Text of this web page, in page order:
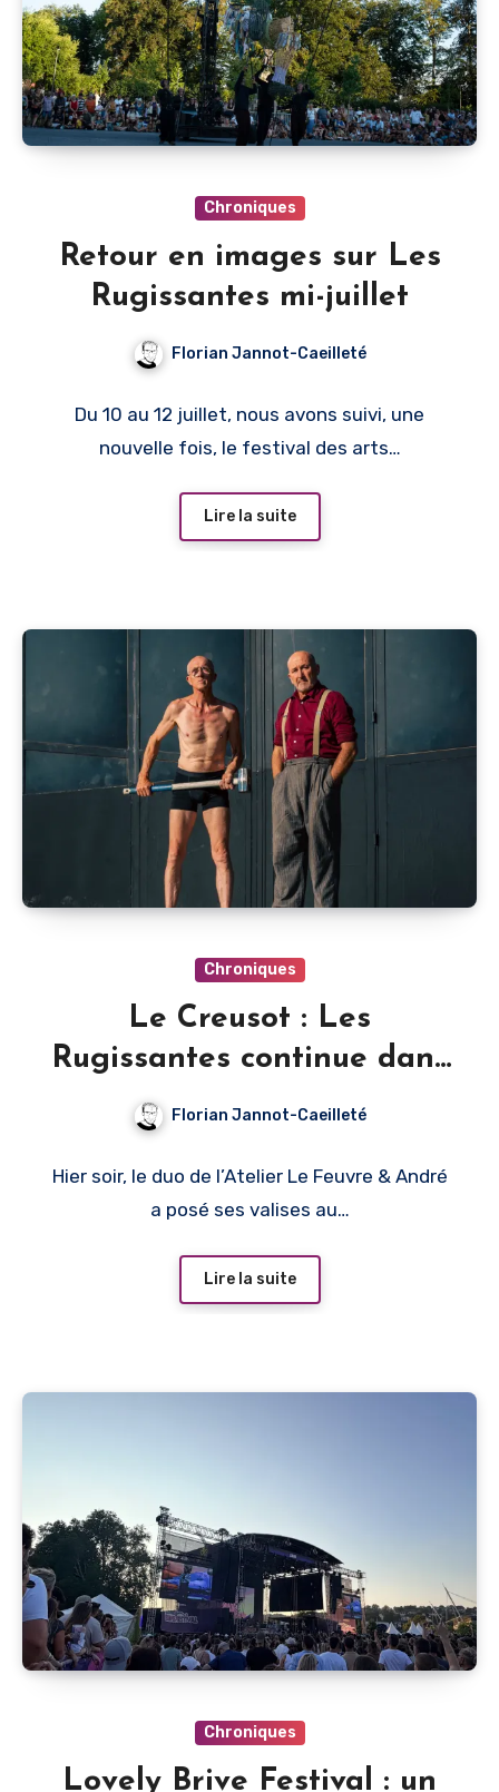
Chroniques
Retour en images sur Les
Rugissantes mi-juillet
Florian Jannot-Caeilleté
Du 10 au 12 juillet, nous avons suivi, une
nouvelle fois, le festival des arts…
Lire la suite
Chroniques
Le Creusot : Les
Rugissantes continue dans
Florian Jannot-Caeilleté
Hier soir, le duo de l’Atelier Le Feuvre & André
a posé ses valises au…
Lire la suite
Chroniques
Lovely Brive Festival : un